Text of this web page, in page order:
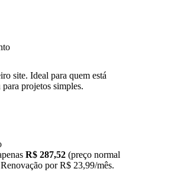
site. Ideal para quem está
projetos simples.
R$ 287,52 (preço normal
por R$ 23,99/mês.